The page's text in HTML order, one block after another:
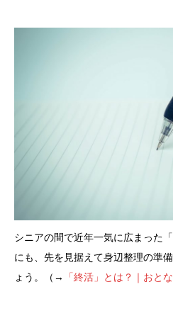
シニアの間で近年一気に広まった
にも、先を見据えて身辺整理の準
ょう。（→
「終活」とは？｜おと